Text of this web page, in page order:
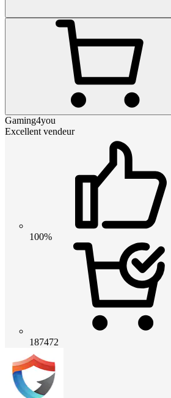
Gaming4you
Excellent vendeur
100%
187472